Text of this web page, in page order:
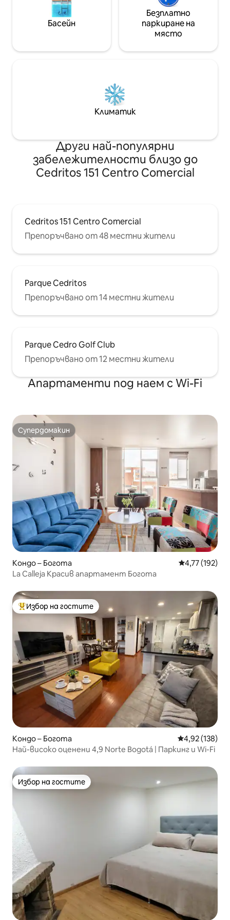
Басейн
Безплатно
паркиране на
място
Климатик
Други най-популярни
забележителности близо до
Cedritos 151 Centro Comercial
Cedritos 151 Centro Comercial
Препоръчвано от 48 местни жители
Parque Cedritos
Препоръчвано от 14 местни жители
Parque Cedro Golf Club
Препоръчвано от 12 местни жители
Апартаменти под наем с Wi-Fi
Супердомакин
Супердомакин
Кондо – Богота Средна
4,77 (192)
La Calleja Красив апартамент Богота
Най-популярен избор на гостите
Избор на гостите
Кондо – Богота Средна
4,92 (138)
Най-високо оценени 4,9 Norte Bogotá | Паркинг и Wi-Fi
Избор на гостите
Избор на гостите